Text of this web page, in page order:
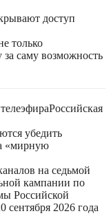
доступ
только
за саму возможность
Российская
убедить
«мирную
на седьмой
кампании по
Российской
2026 года